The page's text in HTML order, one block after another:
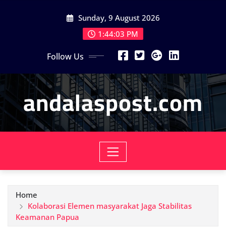
Sunday, 9 August 2026
1:44:05 PM
Follow Us
andalaspost.com
Home
Kolaborasi Elemen masyarakat Jaga Stabilitas
Keamanan Papua